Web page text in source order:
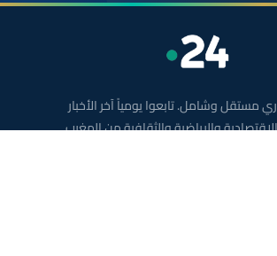
مستقل وشامل. تابعوا يومياً آخر الأخبار
والرياضية والثقافية من المغرب.